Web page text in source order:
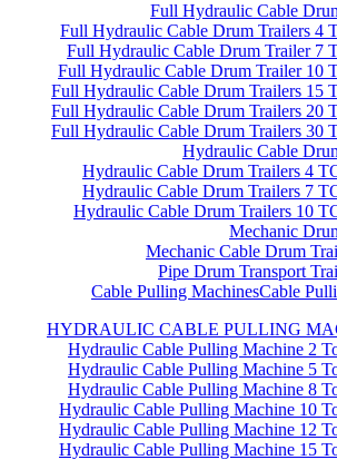
Full Hydraulic Cable
Full Hydraulic Cable Drum Trailers 4
Full Hydraulic Cable Drum Trailer 7
Full Hydraulic Cable Drum Trailer 10
Full Hydraulic Cable Drum Trailers 15
Full Hydraulic Cable Drum Trailers 20
Full Hydraulic Cable Drum Trailers 30
Hydraulic Cable
Hydraulic Cable Drum Trailers 4
Hydraulic Cable Drum Trailers 7
Hydraulic Cable Drum Trailers 10
Mechanic
Mechanic Cable Drum
Pipe Drum Transport
Cable Pulling Machines
HYDRAULIC CABLE PULLING
Hydraulic Cable Pulling Machine 2
Hydraulic Cable Pulling Machine 5
Hydraulic Cable Pulling Machine 8
Hydraulic Cable Pulling Machine 10
Hydraulic Cable Pulling Machine 12
Hydraulic Cable Pulling Machine 15